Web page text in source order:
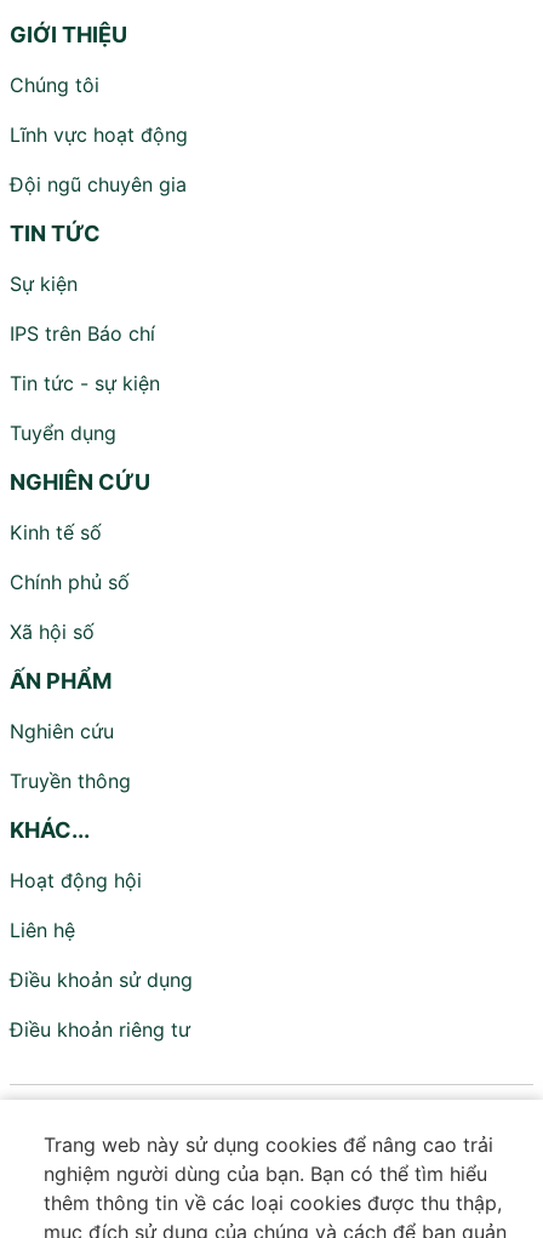
Trang web này sử dụng cookies để nâng cao trải
nghiệm người dùng của bạn. Bạn có thể tìm hiểu
thêm thông tin về các loại cookies được thu thập,
mục đích sử dụng của chúng và cách để bạn quản
GIỚI THIỆU
Chúng tôi
Lĩnh vực hoạt động
Đội ngũ chuyên gia
TIN TỨC
Sự kiện
IPS trên Báo chí
Tin tức - sự kiện
Tuyển dụng
NGHIÊN CỨU
Kinh tế số
Chính phủ số
Xã hội số
ẤN PHẨM
Nghiên cứu
Truyền thông
KHÁC...
Hoạt động hội
Liên hệ
Điều khoản sử dụng
Điều khoản riêng tư
Truyền thông - IPS
Đơn vị trực thuộc Hội Truyền thông Số Việt Nam